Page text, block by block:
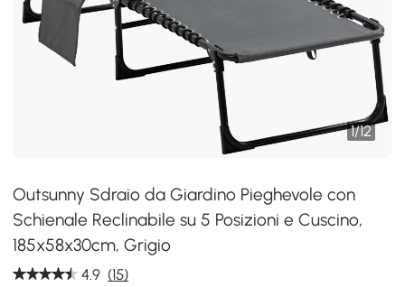
1/12
Outsunny Sdraio da Giardino Pieghevole con
Schienale Reclinabile su 5 Posizioni e Cuscino,
185x58x30cm, Grigio
4.9 (15)